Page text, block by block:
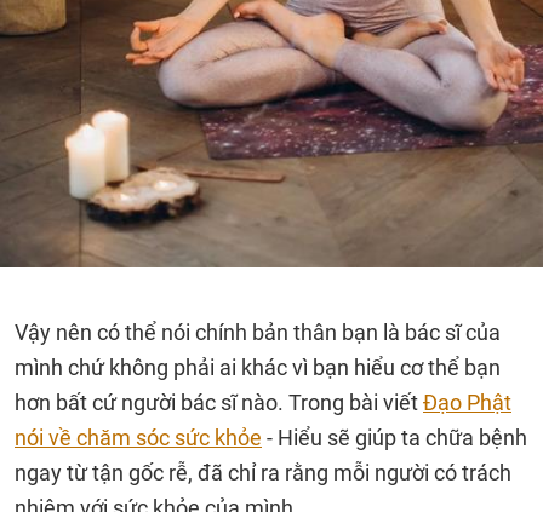
Vậy nên có thể nói chính bản thân bạn là bác sĩ của
mình chứ không phải ai khác vì bạn hiểu cơ thể bạn
hơn bất cứ người bác sĩ nào. Trong bài viếtĐạo Phật
nói về chăm sóc sức khỏe - Hiểu sẽ giúp ta chữa bệnh
ngay từ tận gốc rễ, đã chỉ ra rằng mỗi người có trách